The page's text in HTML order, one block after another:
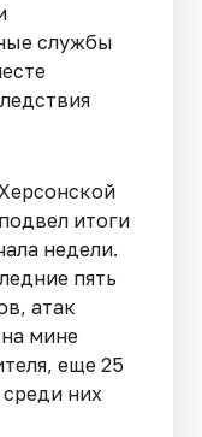
службы
итоги
недели.
пять
атак
мине
еще 25
среди них